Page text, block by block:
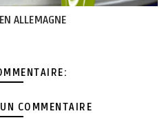
ALLEMAGNE
COMMENTAIRE